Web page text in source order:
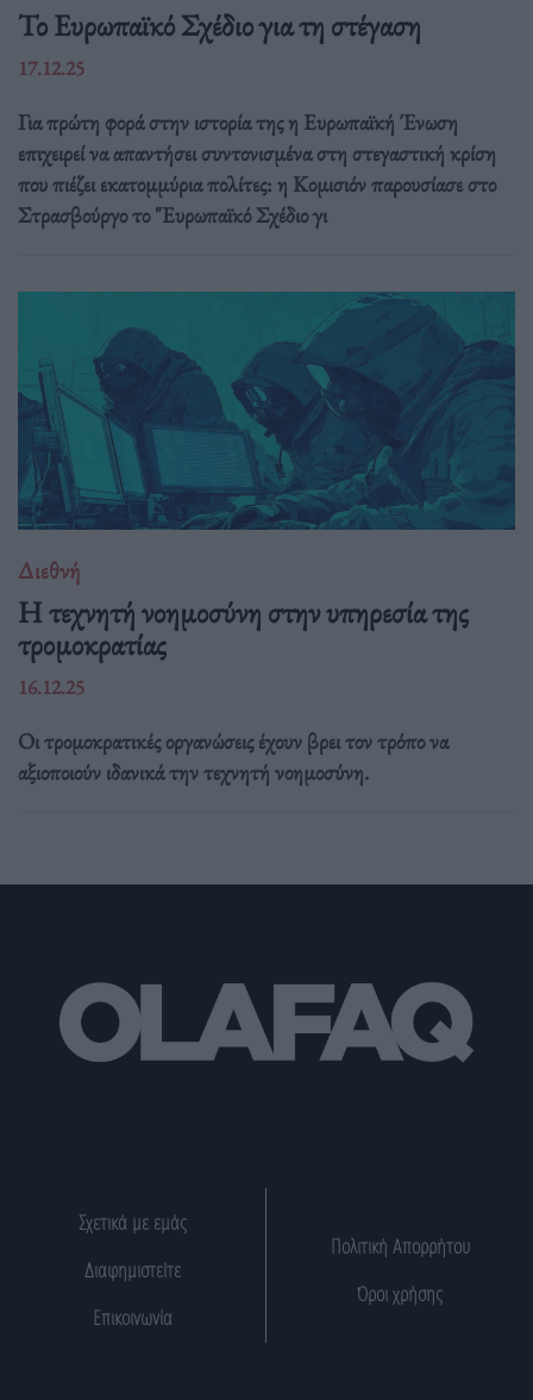
Το Ευρωπαϊκό Σχέδιο για τη στέγαση
17.12.25
Για πρώτη φορά στην ιστορία της η Ευρωπαϊκή Ένωση
επιχειρεί να απαντήσει συντονισμένα στη στεγαστική κρίση
που πιέζει εκατομμύρια πολίτες: η Κομισιόν παρουσίασε στο
Στρασβούργο το "Ευρωπαϊκό Σχέδιο γι
Διεθνή
Η τεχνητή νοημοσύνη στην υπηρεσία της
τρομοκρατίας
16.12.25
Οι τρομοκρατικές οργανώσεις έχουν βρει τον τρόπο να
αξιοποιούν ιδανικά την τεχνητή νοημοσύνη.
Σχετικά με εμάς
Διαφημιστείτε
Επικοινωνία
Πολιτική Απορρήτου
Όροι χρήσης